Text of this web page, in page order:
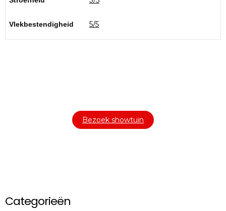
Vlekbestendigheid 5/5
Bezoek showtuin
Categorieën